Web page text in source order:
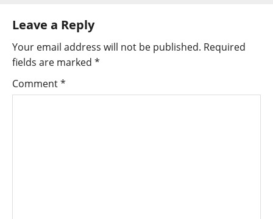
Leave a Reply
Your email address will not be published. Required
fields are marked *
Comment*